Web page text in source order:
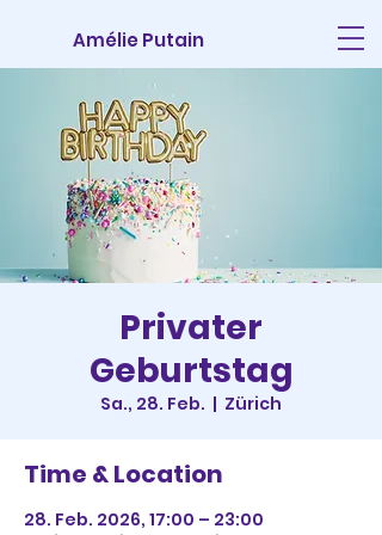
Amélie Putain
Privater
Geburtstag
Sa., 28. Feb.
  |
Zürich
Time & Location
28. Feb. 2026, 17:00 – 23:00